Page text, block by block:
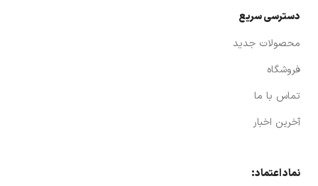
دسترسی سریع
محصولات جدید
فروشگاه
تماس با ما
آخرین اخبار
نماد اعتماد: